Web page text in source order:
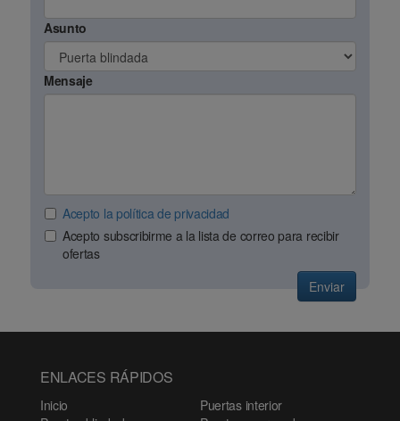
Asunto
Mensaje
Acepto la política de privacidad
Acepto subscribirme a la lista de correo para recibir
ofertas
Enviar
ENLACES RÁPIDOS
Inicio
Puertas interior